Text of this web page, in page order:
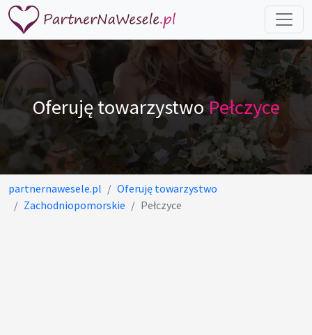
Oferuję towarzystwoPełczyce
partnernawesele.pl
Oferuję towarzystwo
Zachodniopomorskie
Pełczyce